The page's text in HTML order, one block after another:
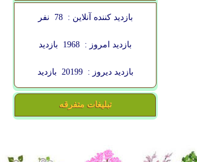
بازدید کننده آنلاین : 78 نفر
بازدید امروز : 1968 بازدید
بازدید دیروز : 20199 بازدید
تبلیغات متفرقه